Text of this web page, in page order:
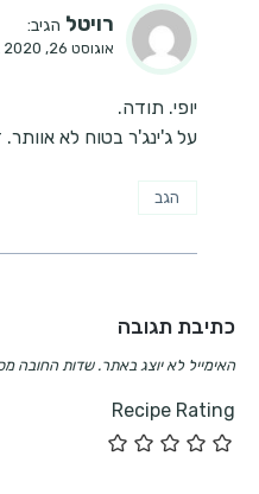
רויטל הגיב:
אוגוסט 26, 2020 בשעה 14:24
יופי. תודה.
על ג'ינג'ר בטוח לא
הגב
כתיבת תגובה
האימייל לא יוצג באתר. שדות החובה
Recipe Rating